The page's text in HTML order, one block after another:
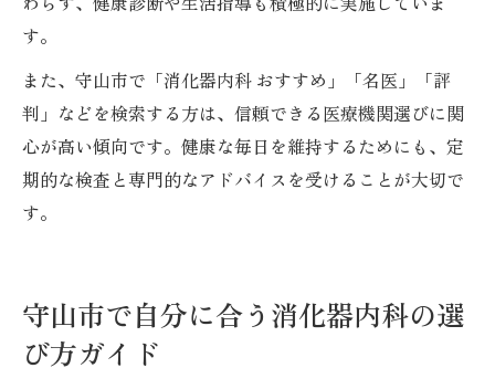
す。
また、守山市で「消化器内科 おすすめ」「名医」「評
判」などを検索する方は、信頼できる医療機関選びに関
心が高い傾向です。健康な毎日を維持するためにも、定
期的な検査と専門的なアドバイスを受けることが大切で
す。
守山市で自分に合う消化器内科の選
び方ガイド